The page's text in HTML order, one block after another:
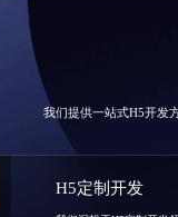
我们提供一站式H5开发
H5定制开发